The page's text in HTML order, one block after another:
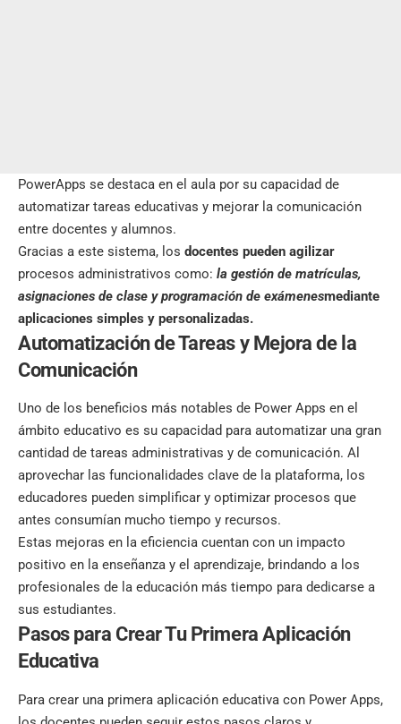
PowerApps se destaca en el aula por su capacidad de
automatizar tareas educativas y mejorar la comunicación
entre docentes y alumnos.
Gracias a este sistema, los docentes pueden agilizar
procesos administrativos como: la gestión de matrículas,
asignaciones de clase y programación de exámenesmediante
aplicaciones simples y personalizadas.
Automatización de Tareas y Mejora de la
Comunicación
Uno de los beneficios más notables de Power Apps en el
ámbito educativo es su capacidad para automatizar una gran
cantidad de tareas administrativas y de comunicación. Al
aprovechar las funcionalidades clave de la plataforma, los
educadores pueden simplificar y optimizar procesos que
antes consumían mucho tiempo y recursos.
Estas mejoras en la eficiencia cuentan con un impacto
positivo en la enseñanza y el aprendizaje, brindando a los
profesionales de la educación más tiempo para dedicarse a
sus estudiantes.
Pasos para Crear Tu Primera Aplicación
Educativa
Para crear una primera aplicación educativa con Power Apps,